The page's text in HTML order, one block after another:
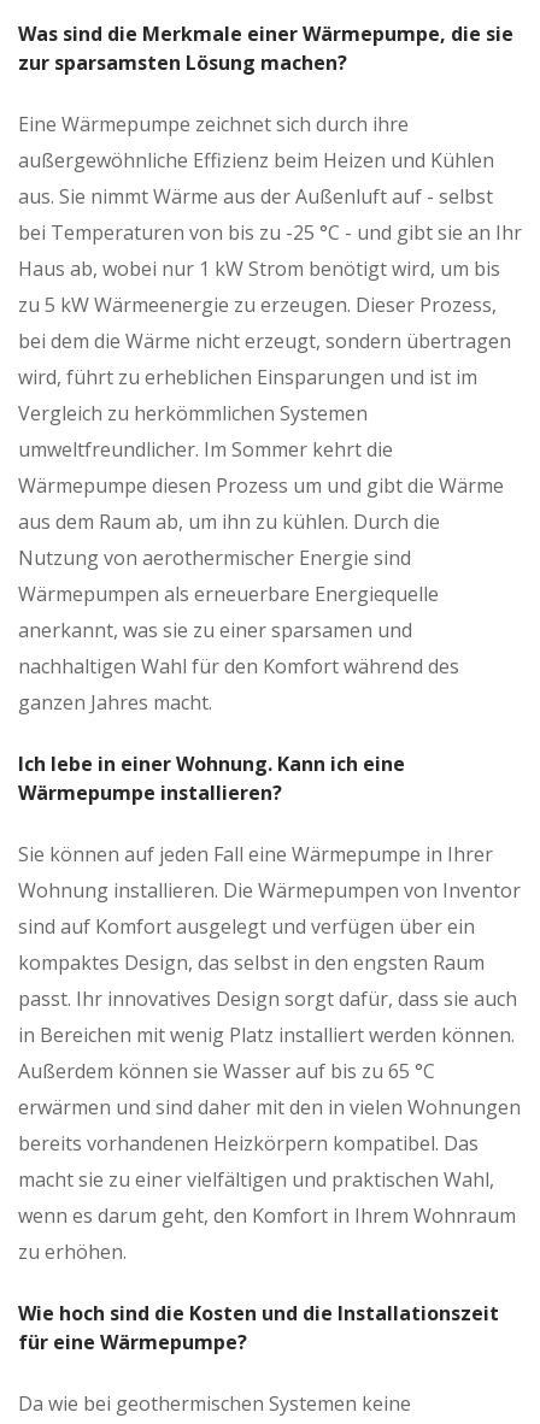
Was sind die Merkmale einer Wärmepumpe, die sie
zur sparsamsten Lösung machen?
Eine Wärmepumpe zeichnet sich durch ihre
außergewöhnliche Effizienz beim Heizen und Kühlen
aus. Sie nimmt Wärme aus der Außenluft auf - selbst
bei Temperaturen von bis zu -25 °C - und gibt sie an Ihr
Haus ab, wobei nur 1 kW Strom benötigt wird, um bis
zu 5 kW Wärmeenergie zu erzeugen. Dieser Prozess,
bei dem die Wärme nicht erzeugt, sondern übertragen
wird, führt zu erheblichen Einsparungen und ist im
Vergleich zu herkömmlichen Systemen
umweltfreundlicher. Im Sommer kehrt die
Wärmepumpe diesen Prozess um und gibt die Wärme
aus dem Raum ab, um ihn zu kühlen. Durch die
Nutzung von aerothermischer Energie sind
Wärmepumpen als erneuerbare Energiequelle
anerkannt, was sie zu einer sparsamen und
nachhaltigen Wahl für den Komfort während des
ganzen Jahres macht.
Ich lebe in einer Wohnung. Kann ich eine
Wärmepumpe installieren?
Sie können auf jeden Fall eine Wärmepumpe in Ihrer
Wohnung installieren. Die Wärmepumpen von Inventor
sind auf Komfort ausgelegt und verfügen über ein
kompaktes Design, das selbst in den engsten Raum
passt. Ihr innovatives Design sorgt dafür, dass sie auch
in Bereichen mit wenig Platz installiert werden können.
Außerdem können sie Wasser auf bis zu 65 °C
erwärmen und sind daher mit den in vielen Wohnungen
bereits vorhandenen Heizkörpern kompatibel. Das
macht sie zu einer vielfältigen und praktischen Wahl,
wenn es darum geht, den Komfort in Ihrem Wohnraum
zu erhöhen.
Wie hoch sind die Kosten und die Installationszeit
für eine Wärmepumpe?
Da wie bei geothermischen Systemen keine